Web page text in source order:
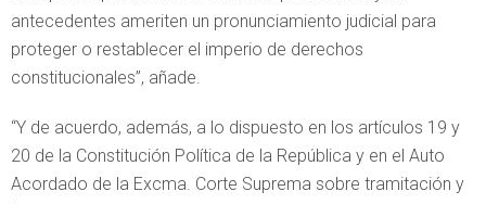
antecedentes ameriten un pronunciamiento judicial para
proteger o restablecer el imperio de derechos
constitucionales”, añade.
“Y de acuerdo, además, a lo dispuesto en los artículos 19 y
20 de la Constitución Política de la República y en el Auto
Acordado de la Excma. Corte Suprema sobre tramitación y